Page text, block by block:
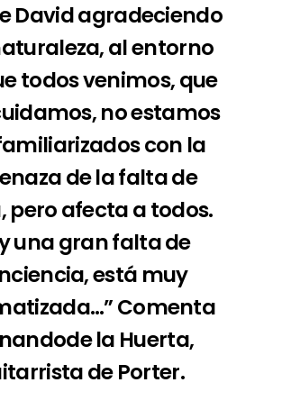
David agradeciendo
al entorno
todos venimos, que
no estamos
con la
de la falta de
pero afecta a todos.
una gran falta de
está muy
Comenta
la Huerta,
de Porter.